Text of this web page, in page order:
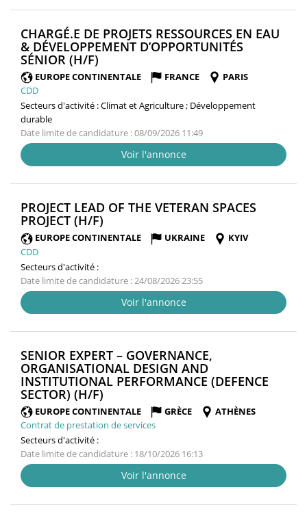
CHARGÉ.E DE PROJETS RESSOURCES EN EAU
& DÉVELOPPEMENT D’OPPORTUNITÉS
SÉNIOR (H/F)
FENÊTRE)
EUROPE CONTINENTALE FRANCE
PARIS
CDD
Secteurs d'activité :Climat et Agriculture ; Développement
durable
Date limite de candidature : 08/09/2026 11:49
Voir l'annonce
PROJECT LEAD OF THE VETERAN SPACES
PROJECT (H/F)
FENÊTRE)
EUROPE CONTINENTALE UKRAINE
KYIV
CDD
Secteurs d'activité :
Date limite de candidature : 24/08/2026 23:55
Voir l'annonce
SENIOR EXPERT – GOVERNANCE,
ORGANISATIONAL DESIGN AND
INSTITUTIONAL PERFORMANCE (DEFENCE
SECTOR) (H/F)
FENÊTRE)
EUROPE CONTINENTALE GRÈCE
ATHÈNES
Contrat de prestation de services
Secteurs d'activité :
Date limite de candidature : 18/10/2026 16:13
Voir l'annonce